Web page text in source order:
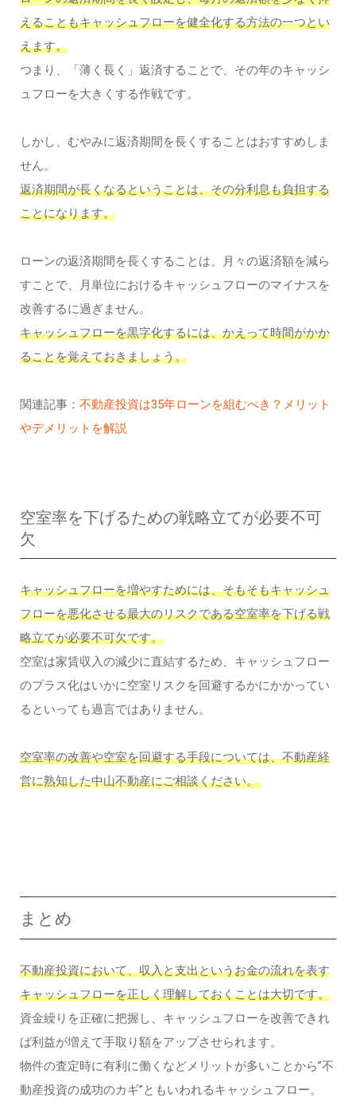
えることもキャッシュフローを健全化する方法の一つとい
えます。
つまり、「薄く長く」返済することで、その年のキャッシ
ュフローを大きくする作戦です。
しかし、むやみに返済期間を長くすることはおすすめしま
せん。
返済期間が長くなるということは、その分利息も負担する
ことになります。
ローンの返済期間を長くすることは、月々の返済額を減ら
すことで、月単位におけるキャッシュフローのマイナスを
改善するに過ぎません。
キャッシュフローを黒字化するには、かえって時間がかか
ることを覚えておきましょう。
関連記事： 不動産投資は35年ローンを組むべき？メリット
やデメリットを解説
空室率を下げるための戦略立てが必要不可
欠
キャッシュフローを増やすためには、そもそもキャッシュ
フローを悪化させる最大のリスクである空室率を下げる戦
略立てが必要不可欠です。
空室は家賃収入の減少に直結するため、キャッシュフロー
のプラス化はいかに空室リスクを回避するかにかかってい
るといっても過言ではありません。
空室率の改善や空室を回避する手段については、不動産経
営に熟知した中山不動産にご相談ください。
まとめ
不動産投資において、収入と支出というお金の流れを表す
キャッシュフローを正しく理解しておくことは大切です。
資金繰りを正確に把握し、キャッシュフローを改善できれ
ば利益が増えて手取り額をアップさせられます。
物件の査定時に有利に働くなどメリットが多いことから”不
動産投資の成功のカギ”ともいわれるキャッシュフロー。